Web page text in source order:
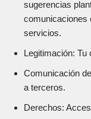
sugerencias
comunicaciones
servicios.
Legitimación: Tu
Comunicación
a terceros.
Derechos: